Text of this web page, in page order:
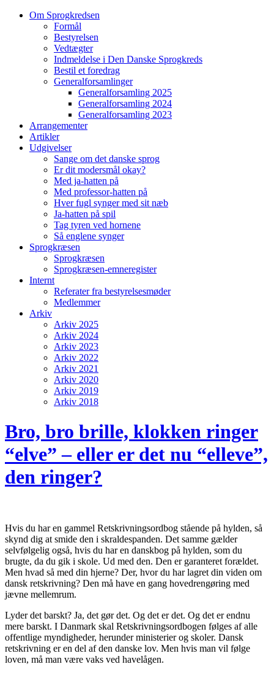
Om Sprogkredsen
Formål
Bestyrelsen
Vedtægter
Indmeldelse i Den Danske Sprogkreds
Bestil et foredrag
Generalforsamlinger
Generalforsamling 2025
Generalforsamling 2024
Generalforsamling 2023
Arrangementer
Artikler
Udgivelser
Sange om det danske sprog
Er dit modersmål okay?
Med ja-hatten på
Med professor-hatten på
Hver fugl synger med sit næb
Ja-hatten på spil
Tag tyren ved hornene
Så englene synger
Sprogkræsen
Sprogkræsen
Sprogkræsen-emneregister
Internt
Referater fra bestyrelsesmøder
Medlemmer
Arkiv
Arkiv 2025
Arkiv 2024
Arkiv 2023
Arkiv 2022
Arkiv 2021
Arkiv 2020
Arkiv 2019
Arkiv 2018
Bro, bro brille, klokken ringer
“elve” – eller er det nu “elleve”,
den ringer?
Hvis du har en gammel Retskrivningsordbog stående på hylden, så
skynd dig at smide den i skraldespanden. Det samme gælder
selvfølgelig også, hvis du har en danskbog på hylden, som du
brugte, da du gik i skole. Ud med den. Den er garanteret forældet.
Men hvad så med din hjerne? Der, hvor du har lagret din viden om
dansk retskrivning? Den må have en gang hovedrengøring med
jævne mellemrum.
Lyder det barskt? Ja, det gør det. Og det er det. Og det er endnu
mere barskt. I Danmark skal Retskrivningsordbogen følges af alle
offentlige myndigheder, herunder ministerier og skoler. Dansk
retskrivning er en del af den danske lov. Men hvis man vil følge
loven, må man være vaks ved havelågen.